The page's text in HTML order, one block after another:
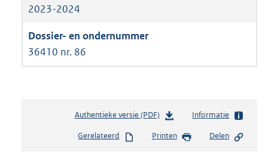
2023-2024
36410 nr. 86
Authentieke versie (PDF)b
s
Informatie
Gerelateerd Printen Delen